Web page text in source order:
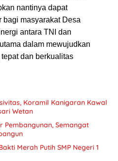
nantinya dapat
bagi masyarakat Desa
antara TNI dan
dalam mewujudkan
dan berkualitas
Koramil Kanigaran Kawal
Wetan
Pembangunan, Semangat
Merah Putih SMP Negeri 1